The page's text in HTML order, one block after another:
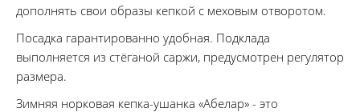
дополнять свои образы кепкой с меховым отворотом.
Посадка гарантированно удобная. Подклада
выполняется из стёганой саржи, предусмотрен регулятор
размера.
Зимняя норковая кепка-ушанка «Абелар» - это